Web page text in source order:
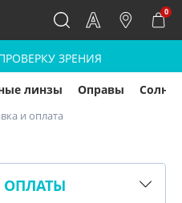
0
ЗРЕНИЯ
линзы Оправы
и оплата